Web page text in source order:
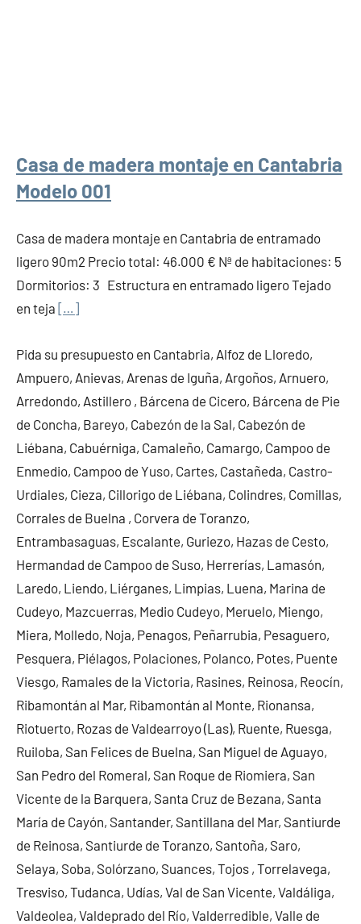
Casa de madera montaje en Cantabria
Modelo 001
Casa de madera montaje en Cantabria de entramado
ligero 90m2 Precio total: 46.000 € Nª de habitaciones: 5
Dormitorios: 3 Estructura en entramado ligero Tejado
en teja […]
Pida su presupuesto en Cantabria, Alfoz de Lloredo,
Ampuero, Anievas, Arenas de Iguña, Argoños, Arnuero,
Arredondo, Astillero , Bárcena de Cicero, Bárcena de Pie
de Concha, Bareyo, Cabezón de la Sal, Cabezón de
Liébana, Cabuérniga, Camaleño, Camargo, Campoo de
Enmedio, Campoo de Yuso, Cartes, Castañeda, Castro-
Urdiales, Cieza, Cillorigo de Liébana, Colindres, Comillas,
Corrales de Buelna , Corvera de Toranzo,
Entrambasaguas, Escalante, Guriezo, Hazas de Cesto,
Hermandad de Campoo de Suso, Herrerías, Lamasón,
Laredo, Liendo, Liérganes, Limpias, Luena, Marina de
Cudeyo, Mazcuerras, Medio Cudeyo, Meruelo, Miengo,
Miera, Molledo, Noja, Penagos, Peñarrubia, Pesaguero,
Pesquera, Piélagos, Polaciones, Polanco, Potes, Puente
Viesgo, Ramales de la Victoria, Rasines, Reinosa, Reocín,
Ribamontán al Mar, Ribamontán al Monte, Rionansa,
Riotuerto, Rozas de Valdearroyo (Las), Ruente, Ruesga,
Ruiloba, San Felices de Buelna, San Miguel de Aguayo,
San Pedro del Romeral, San Roque de Riomiera, San
Vicente de la Barquera, Santa Cruz de Bezana, Santa
María de Cayón, Santander, Santillana del Mar, Santiurde
de Reinosa, Santiurde de Toranzo, Santoña, Saro,
Selaya, Soba, Solórzano, Suances, Tojos , Torrelavega,
Tresviso, Tudanca, Udías, Val de San Vicente, Valdáliga,
Valdeolea, Valdeprado del Río, Valderredible, Valle de